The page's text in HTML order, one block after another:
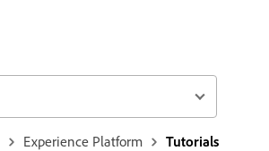
Experience Platform Tutorials